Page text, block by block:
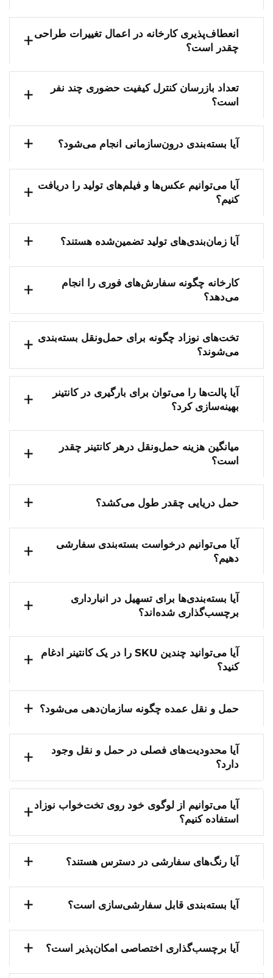
انعطاف‌پذیری کارخانه در اعمال تغییرات طراحی
چقدر است؟
تعداد بازرسان کنترل کیفیت حضوری چند نفر
است؟
آیا بسته‌بندی درون‌سازمانی انجام می‌شود؟
آیا می‌توانیم عکس‌ها و فیلم‌های تولید را دریافت
کنیم؟
آیا زمان‌بندی‌های تولید تضمین‌شده هستند؟
کارخانه چگونه سفارش‌های فوری را انجام
می‌دهد؟
تخت‌های نوزاد چگونه برای حمل‌ونقل بسته‌بندی
می‌شوند؟
آیا پالت‌ها را می‌توان برای بارگیری در کانتینر
بهینه‌سازی کرد؟
میانگین هزینه حمل‌ونقل درهر کانتینر چقدر
است؟
حمل دریایی چقدر طول می‌کشد؟
آیا می‌توانیم درخواست بسته‌بندی سفارشی
دهیم؟
آیا بسته‌بندی‌ها برای تسهیل در انبارداری
برچسب‌گذاری شده‌اند؟
آیا می‌توانید چندین SKU را در یک کانتینر ادغام
کنید؟
حمل و نقل عمده چگونه سازمان‌دهی می‌شود؟
آیا محدودیت‌های فصلی در حمل و نقل وجود
دارد؟
آیا می‌توانیم از لوگوی خود روی تخت‌خواب نوزاد
استفاده کنیم؟
آیا رنگ‌های سفارشی در دسترس هستند؟
آیا بسته‌بندی قابل سفارشی‌سازی است؟
آیا برچسب‌گذاری اختصاصی امکان‌پذیر است؟